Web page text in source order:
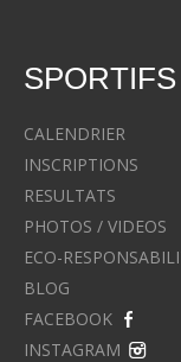
SPORTIFS
CALENDRIER
INSCRIPTIONS
RESULTATS
PHOTOS / VIDEOS
ECO-
BLOG
FACEBOOK
INSTAGRAM